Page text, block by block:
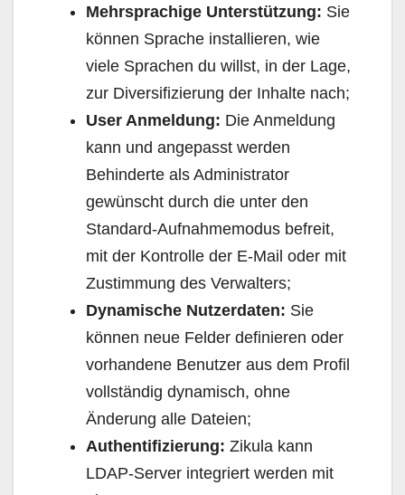
Mehrsprachige Unterstützung: Sie
können Sprache installieren, wie
viele Sprachen du willst, in der Lage,
zur Diversifizierung der Inhalte nach;
User Anmeldung: Die Anmeldung
kann und angepasst werden
Behinderte als Administrator
gewünscht durch die unter den
Standard-Aufnahmemodus befreit,
mit der Kontrolle der E-Mail oder mit
Zustimmung des Verwalters;
Dynamische Nutzerdaten: Sie
können neue Felder definieren oder
vorhandene Benutzer aus dem Profil
vollständig dynamisch, ohne
Änderung alle Dateien;
Authentifizierung: Zikula kann
LDAP-Server integriert werden mit